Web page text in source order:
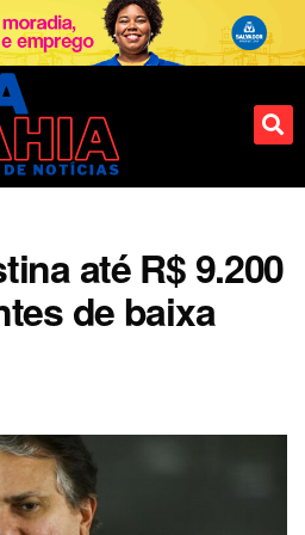
até R$ 9.200
de baixa